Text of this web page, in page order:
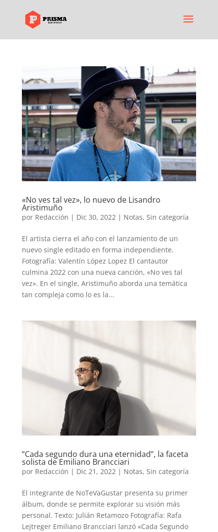
«No ves tal vez», lo nuevo de Lisandro
Aristimuño
por Redacción | Dic 30, 2022| Notas, Sin categoría
El artista cierra el año con el lanzamiento de un
nuevo single editado en forma independiente.
Fotografía: Valentín López Lopez El cantautor
culmina 2022 con una nueva canción, «No ves tal
vez». En el single, Aristimuño aborda una temática
tan compleja como lo es la...
“Cada segundo dura una eternidad”, la faceta
solista de Emiliano Brancciari
por Redacción | Dic 21, 2022| Notas, Sin categoría
El integrante de NoTeVaGustar presenta su primer
álbum, donde se permite explorar su visión más
personal. Texto: Julián Retamozo Fotografía: Rafa
Lejtreger Emiliano Brancciari lanzó «Cada Segundo